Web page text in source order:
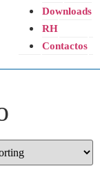
Downloads
RH
Contactos